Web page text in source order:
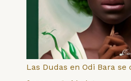
Las Dudas en Odi Bara se